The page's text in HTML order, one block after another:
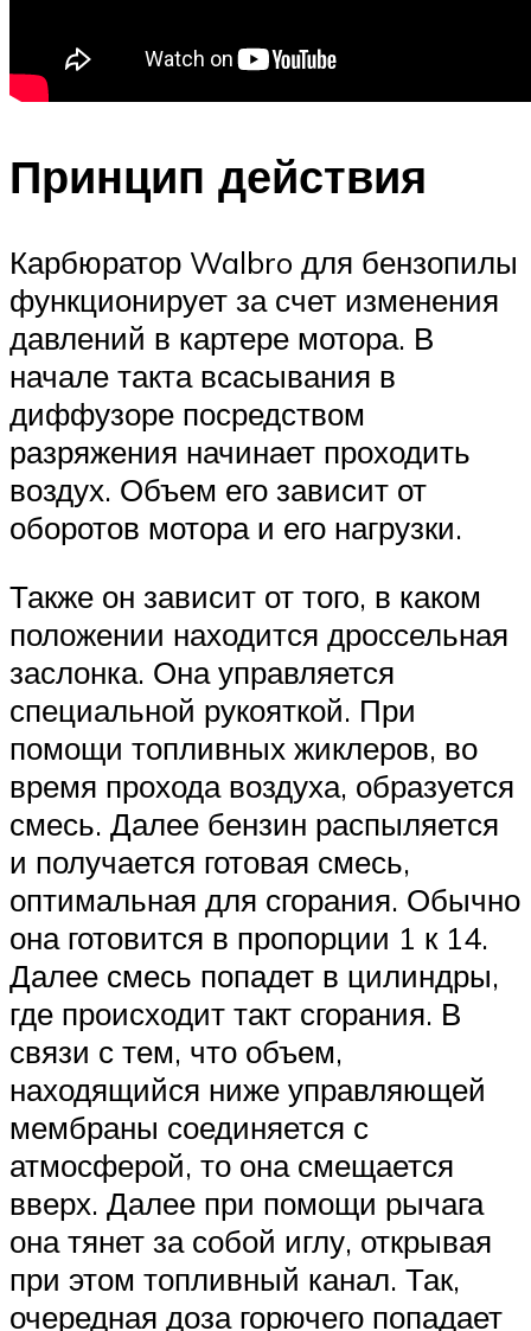
Принцип действия
Карбюратор Walbro для бензопилы
функционирует за счет изменения
давлений в картере мотора. В
начале такта всасывания в
диффузоре посредством
разряжения начинает проходить
воздух. Объем его зависит от
оборотов мотора и его нагрузки.
Также он зависит от того, в каком
положении находится дроссельная
заслонка. Она управляется
специальной рукояткой. При
помощи топливных жиклеров, во
время прохода воздуха, образуется
смесь. Далее бензин распыляется
и получается готовая смесь,
оптимальная для сгорания. Обычно
она готовится в пропорции 1 к 14.
Далее смесь попадет в цилиндры,
где происходит такт сгорания. В
связи с тем, что объем,
находящийся ниже управляющей
мембраны соединяется с
атмосферой, то она смещается
вверх. Далее при помощи рычага
она тянет за собой иглу, открывая
при этом топливный канал. Так,
очередная доза горючего попадает